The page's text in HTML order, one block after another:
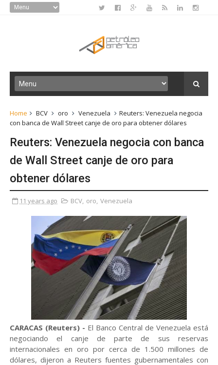
Home BCV oro Venezuela
Reuters: Venezuela negocia
con banca de Wall Street canje de oro para obtener dólares
Reuters: Venezuela negocia con banca
de Wall Street canje de oro para
obtener dólares
11 years ago BCV, oro, Venezuela
CARACAS (Reuters) - El Banco Central de Venezuela está
negociando el canje de parte de sus reservas
internacionales en oro por cerca de 1.500 millones de
dólares, dijeron a Reuters fuentes gubernamentales con